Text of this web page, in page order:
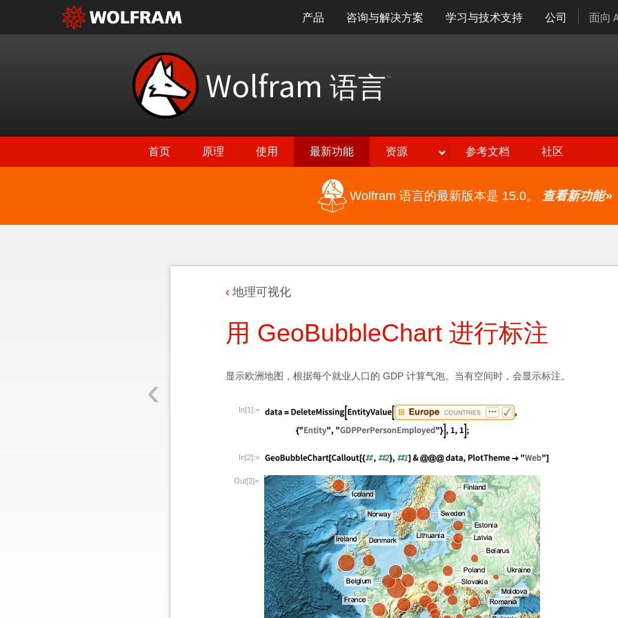
产品 咨询与解决方案 学习与技术支持 公司 面向
Wolfram 语言™
首页 原理 使用 最新功能 资源 参考文档 社区
Wolfram 语言的最新版本是 15.0。 查看新功能»
‹
地理可视化
用 GeoBubbleChart 进行标注
显示欧洲地图，根据每个就业人口的 GDP 计算气泡。当有空间时，会显示标注。
In[1]:=
In[2]:=
Out[2]=